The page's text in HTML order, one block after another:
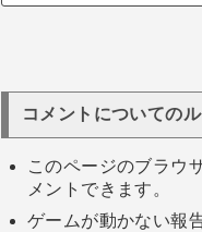
コメントについての
このページのブラウ
メントできます。
ゲームが動かない報